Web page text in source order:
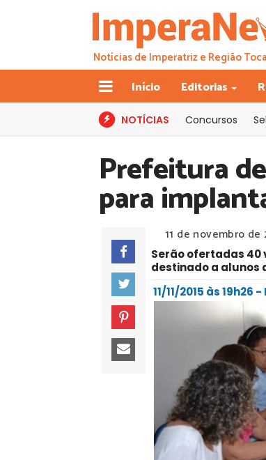
Notícias de Imperatriz e Região
Início Editorias
NOTÍCIAS Concursos
Prefeitura
para
11 de novembro de
Serão ofertadas 40
destinado a alunos
11/11/2015 às